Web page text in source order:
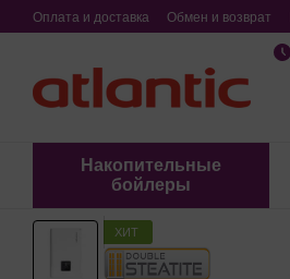
Перейти к основному контенту
Оплата и доставка Обмен и возврат
Накопительные
бойлеры
ХИТ